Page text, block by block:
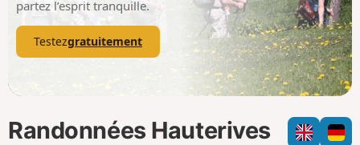
partez l’esprit tranquille.
Testezgratuitement
Randonnées Hauterives